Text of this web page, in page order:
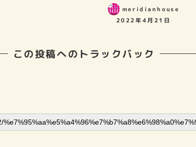
meridianhouse
2022年4月21日
この投稿へのトラックバック